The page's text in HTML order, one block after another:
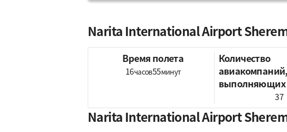
Narita International Airport
Время полета
16часов55минут
Количество
авиакомпаний,
выполняющих
37
Narita International Airport